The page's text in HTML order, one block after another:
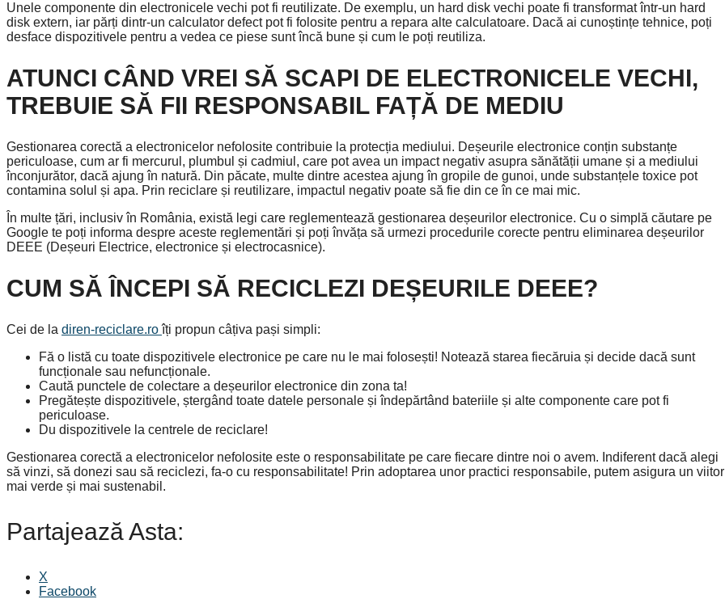
Unele componente din electronicele vechi pot fi reutilizate. De exemplu, un hard disk vechi poate fi transformat într-un hard
disk extern, iar părți dintr-un calculator defect pot fi folosite pentru a repara alte calculatoare. Dacă ai cunoștințe tehnice, poți
desface dispozitivele pentru a vedea ce piese sunt încă bune și cum le poți reutiliza.
ATUNCI CÂND VREI SĂ SCAPI DE ELECTRONICELE VECHI,
TREBUIE SĂ FII RESPONSABIL FAȚĂ DE MEDIU
Gestionarea corectă a electronicelor nefolosite contribuie la protecția mediului. Deșeurile electronice conțin substanțe
periculoase, cum ar fi mercurul, plumbul și cadmiul, care pot avea un impact negativ asupra sănătății umane și a mediului
înconjurător, dacă ajung în natură. Din păcate, multe dintre acestea ajung în gropile de gunoi, unde substanțele toxice pot
contamina solul și apa. Prin reciclare și reutilizare, impactul negativ poate să fie din ce în ce mai mic.
În multe țări, inclusiv în România, există legi care reglementează gestionarea deșeurilor electronice. Cu o simplă căutare pe
Google te poți informa despre aceste reglementări și poți învăța să urmezi procedurile corecte pentru eliminarea deșeurilor
DEEE (Deșeuri Electrice, electronice și electrocasnice).
CUM SĂ ÎNCEPI SĂ RECICLEZI DEȘEURILE DEEE?
Cei de la diren-reciclare.roîți propun câțiva pași simpli:
Fă o listă cu toate dispozitivele electronice pe care nu le mai folosești! Notează starea fiecăruia și decide dacă sunt
funcționale sau nefuncționale.
Caută punctele de colectare a deșeurilor electronice din zona ta!
Pregătește dispozitivele, ștergând toate datele personale și îndepărtând bateriile și alte componente care pot fi
periculoase.
Du dispozitivele la centrele de reciclare!
Gestionarea corectă a electronicelor nefolosite este o responsabilitate pe care fiecare dintre noi o avem. Indiferent dacă alegi
să vinzi, să donezi sau să reciclezi, fa-o cu responsabilitate! Prin adoptarea unor practici responsabile, putem asigura un viitor
mai verde și mai sustenabil.
Partajează Asta:
X
Facebook